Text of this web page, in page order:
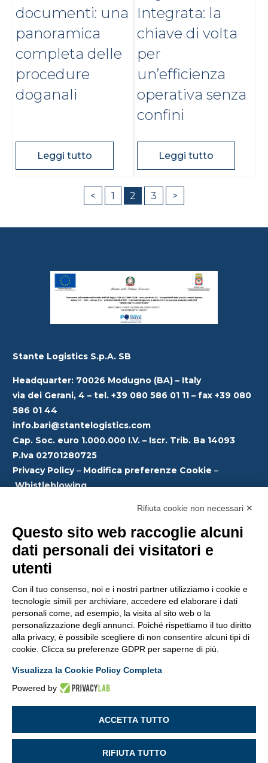
documenti: una
panoramica
completa delle
procedure
doganali
Leggi tutto
Integrata: la
chiave di volta
per
un’efficienza
operativa senza
confini
Leggi tutto
Paginazione
degli
< 1 2 3 >
Stante Logistics S.p.A. SB
Headquarter: 70026 Modugno (BA) – Italy
via dei Gerani, 4 – tel. +39 080 586 01 11 – fax +39 080
586 01 44
info.bari@stantelogistics.com
Cap. Soc. euro 1.000.000 I.V. – Iscr. Trib. Ba 14093
P.Iva 02701280725
Privacy Policy– Modifica preferenze Cookie –
Whistleblowing
Rifiuta cookie non necessari ✕
Questo sito web raccoglie alcuni
dati personali dei visitatori e
utenti
Con il tuo consenso, noi e i nostri partner utilizziamo i cookie e
tecnologie simili per archiviare, accedere ed elaborare i dati
personali come, ad esempio, la visita al sito web o la
personalizzazione degli annunci. Poiché rispettiamo il tuo diritto
alla privacy, è possibile scegliere di non consentire alcuni tipi di
cookie. Clicca su preferenze GDPR per saperne di più.
Visualizza la Cookie Policy Completa
Powered by
ACCETTA TUTTO
RIFIUTA TUTTO